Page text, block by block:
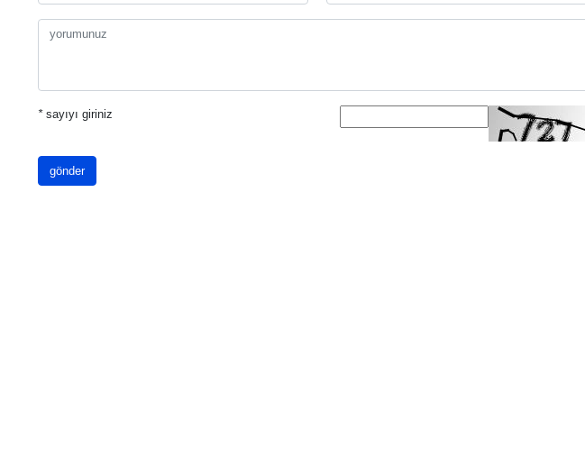
*sayıyı giriniz
gönder